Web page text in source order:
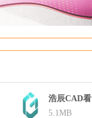
浩辰CAD
5.1MB